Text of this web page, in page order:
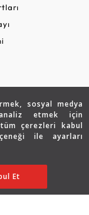
sosyal medya
etmek için
tüm çerezleri kabul
ile ayarları
Düzenle
Et
ALIN
tüm hakları